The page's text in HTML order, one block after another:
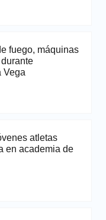
fuego, máquinas
Vega
atletas
en academia de